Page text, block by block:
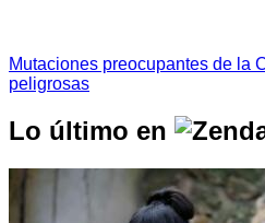
Mutaciones preocupantes de la
peligrosas
Lo último en